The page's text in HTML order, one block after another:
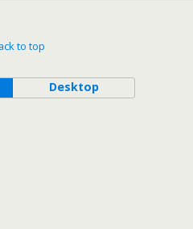
to top
Desktop